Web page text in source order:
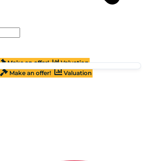
Make an offer!
Valuation
Make an offer! Valuation